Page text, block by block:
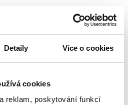
Detaily Více o cookies
cookies
reklam, poskytování funkcí